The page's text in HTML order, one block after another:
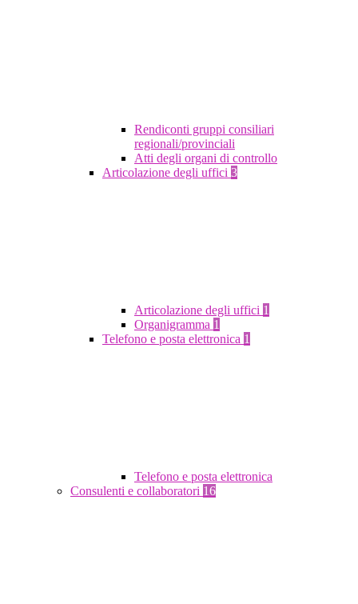
Rendiconti gruppi consiliari
regionali/provinciali
Atti degli organi di controllo
Articolazione degli uffici 3
Articolazione degli uffici 1
Organigramma 1
Telefono e posta elettronica 1
Telefono e posta elettronica
Consulenti e collaboratori 16